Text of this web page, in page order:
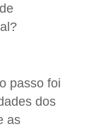
passo foi
dos
as